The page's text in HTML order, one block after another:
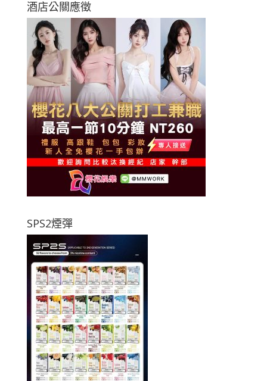
酒店公關應徵
SPS2煙彈